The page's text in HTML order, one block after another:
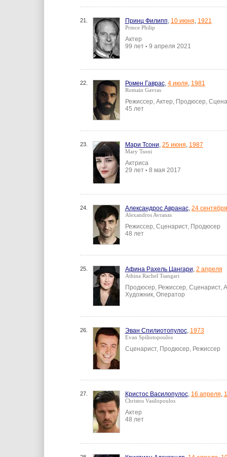
21. Принц Филипп, 10 июня, 1921
Prince Philip
Актер
99 лет • 9 апреля 2021
22. Ромен Гаврас, 4 июля, 1981
Romain Gavras
Режиссер, Актер, Продюсер,
45 лет
23. Мари Тсони, 25 июня, 1987
Mary Tsoni
Актриса
29 лет • 8 мая 2017
24. Александрос Авранас, 24 сентября
Alexandros Avranas
Режиссер, Сценарист, Продюсер
48 лет
25. Афина Рахель Цангари, 2 апреля
Athina Rachel Tsangari
Продюсер, Режиссер, Сценарист,
Художник, Оператор
26. Эван Спилиотопулос, 1973
Evan Spiliotopoulos
Сценарист, Продюсер, Режиссер
27. Кристос Василопулос, 16 апреля,
Christos Vasilopoulos
Актер
48 лет